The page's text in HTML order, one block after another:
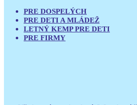
PRE DOSPELÝCH
PRE DETI A MLÁDEŽ
LETNÝ KEMP PRE DETI
PRE FIRMY